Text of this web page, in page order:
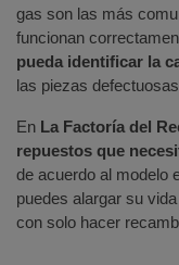
gas son las más
funcionan
pueda identificar la
las piezas
En La Factoría del
repuestos que
de acuerdo al modelo
puedes alargar su
con solo hacer